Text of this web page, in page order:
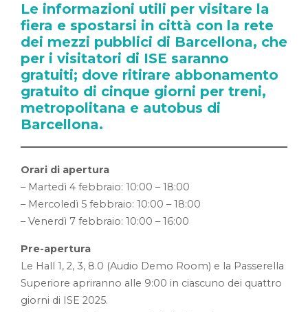
Le informazioni utili per visitare la
fiera e spostarsi in città con la rete
dei mezzi pubblici di Barcellona, che
per i visitatori di ISE saranno
gratuiti; dove ritirare abbonamento
gratuito di cinque giorni per treni,
metropolitana e autobus di
Barcellona.
Orari di apertura
– Martedì 4 febbraio: 10:00 – 18:00
– Mercoledì 5 febbraio: 10:00 – 18:00
– Venerdì 7 febbraio: 10:00 – 16:00
Pre-apertura
Le Hall 1, 2, 3, 8.0 (Audio Demo Room) e la Passerella
Superiore apriranno alle 9:00 in ciascuno dei quattro
giorni di ISE 2025.